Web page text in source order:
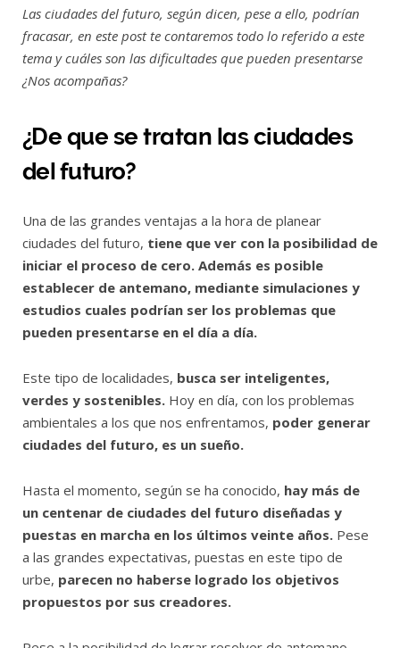
Las ciudades del futuro, según dicen, pese a ello, podrían
fracasar, en este post te contaremos todo lo referido a este
tema y cuáles son las dificultades que pueden presentarse
¿Nos acompañas?
¿De que se tratan las ciudades
del futuro?
Una de las grandes ventajas a la hora de planear
ciudades del futuro, tiene que ver con la posibilidad de
iniciar el proceso de cero. Además es posible
establecer de antemano, mediante simulaciones y
estudios cuales podrían ser los problemas que
pueden presentarse en el día a día.
Este tipo de localidades, busca ser inteligentes,
verdes y sostenibles. Hoy en día, con los problemas
ambientales a los que nos enfrentamos, poder generar
ciudades del futuro, es un sueño.
Hasta el momento, según se ha conocido, hay más de
un centenar de ciudades del futuro diseñadas y
puestas en marcha en los últimos veinte años. Pese
a las grandes expectativas, puestas en este tipo de
urbe, parecen no haberse logrado los objetivos
propuestos por sus creadores.